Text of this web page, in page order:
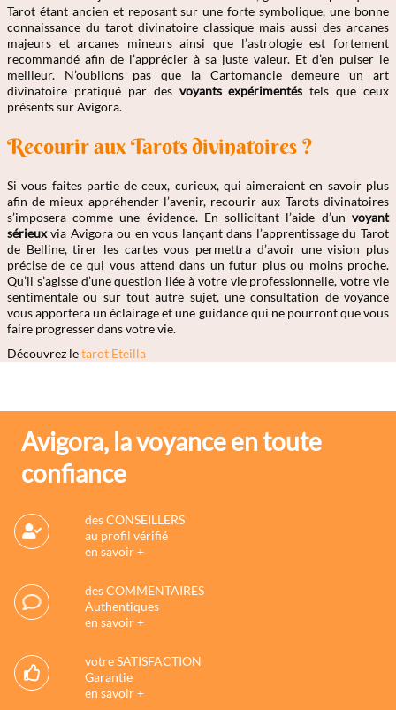
Tarot étant ancien et reposant sur une forte symbolique, une bonne
connaissance du tarot divinatoire classique mais aussi des arcanes
majeurs et arcanes mineurs ainsi que l’astrologie est fortement
recommandé afin de l’apprécier à sa juste valeur. Et d’en puiser le
meilleur. N’oublions pas que la Cartomancie demeure un art
divinatoire pratiqué par des voyants expérimentés tels que ceux
présents sur Avigora.
Recourir aux Tarots divinatoires ?
Si vous faites partie de ceux, curieux, qui aimeraient en savoir plus
afin de mieux appréhender l’avenir, recourir aux Tarots divinatoires
s’imposera comme une évidence. En sollicitant l’aide d’un voyant
sérieuxvia Avigora ou en vous lançant dans l’apprentissage du Tarot
de Belline, tirer les cartes vous permettra d’avoir une vision plus
précise de ce qui vous attend dans un futur plus ou moins proche.
Qu’il s’agisse d’une question liée à votre vie professionnelle, votre vie
sentimentale ou sur tout autre sujet, une consultation de voyance
vous apportera un éclairage et une guidance qui ne pourront que vous
faire progresser dans votre vie.
Découvrez letarot Eteilla
Avigora, la voyance en toute
confiance
des CONSEILLERS
au profil vérifié
en savoir +
des COMMENTAIRES
Authentiques
en savoir +
votre SATISFACTION
Garantie
en savoir +